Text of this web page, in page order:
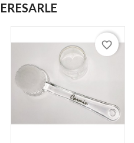
favorite_border